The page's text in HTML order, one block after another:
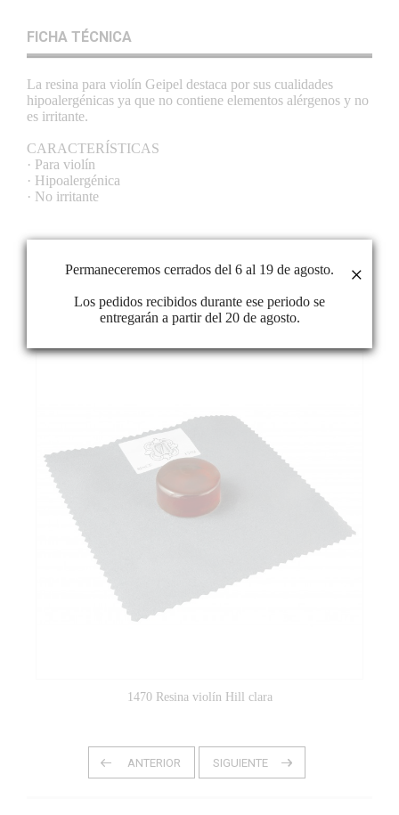
FICHA TÉCNICA
La resina para violín Geipel destaca por sus cualidades
hipoalergénicas ya que no contiene elementos alérgenos y no
es irritante.
CARACTERÍSTICAS
· Para violín
· Hipoalergénica
· No irritante
1470 Resina violín Hill clara
Permaneceremos cerrados del 6 al 19 de agosto.
Los pedidos recibidos durante ese periodo se
entregarán a partir del 20 de agosto.
×